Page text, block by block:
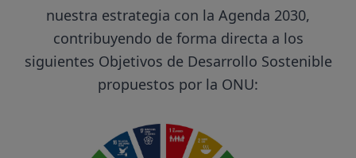
nuestra estrategia con la Agenda 2030,
contribuyendo de forma directa a los
siguientes Objetivos de Desarrollo Sostenible
propuestos por la ONU: